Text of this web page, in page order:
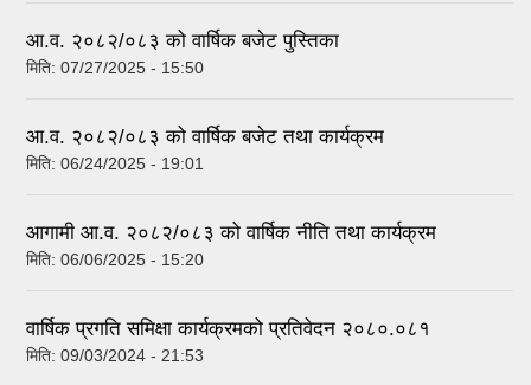
आ.व. २०८२/०८३ को वार्षिक बजेट पुस्तिका
मिति: 07/27/2025 - 15:50
आ.व. २०८२/०८३ को वार्षिक बजेट तथा कार्यक्रम
मिति: 06/24/2025 - 19:01
आगामी आ.व. २०८२/०८३ को वार्षिक नीति तथा कार्यक्रम
मिति: 06/06/2025 - 15:20
वार्षिक प्रगति समिक्षा कार्यक्रमको प्रतिवेदन २०८०.०८१
मिति: 09/03/2024 - 21:53